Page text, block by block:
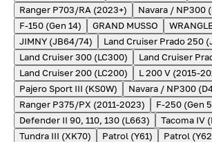
Ranger P703/RA (2023+)
Navara / NP300
F-150 (Gen 14)
GRAND MUSSO
JIMNY (JB64/74)
Land Cruiser Prado 250
Land Cruiser 300 (LC300)
Land Cruiser
Land Cruiser 200 (LC200)
L 200 V (2015-
Pajero Sport III (KS0W)
Navara / NP300
Ranger P375/PX (2011-2023)
F-250 (Gen
Defender II 90, 110, 130 (L663)
Tacoma IV
Tundra III (XK70)
Patrol (Y61)
Patrol